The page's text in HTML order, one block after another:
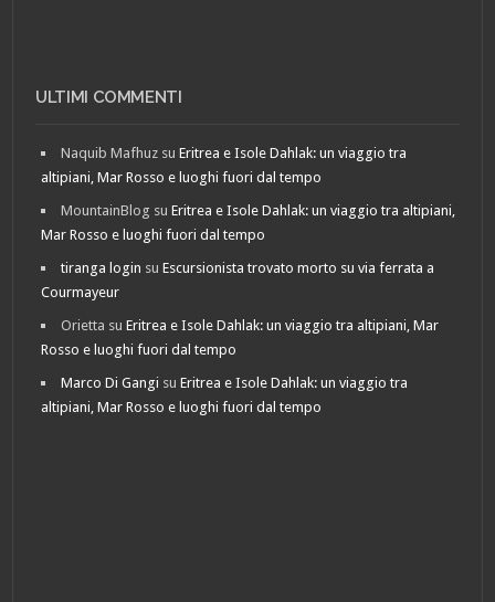
ULTIMI COMMENTI
Naquib Mafhuz suEritrea e Isole Dahlak: un viaggio tra
altipiani, Mar Rosso e luoghi fuori dal tempo
MountainBlog suEritrea e Isole Dahlak: un viaggio tra altipiani,
Mar Rosso e luoghi fuori dal tempo
tiranga login suEscursionista trovato morto su via ferrata a
Courmayeur
Orietta suEritrea e Isole Dahlak: un viaggio tra altipiani, Mar
Rosso e luoghi fuori dal tempo
Marco Di Gangi suEritrea e Isole Dahlak: un viaggio tra
altipiani, Mar Rosso e luoghi fuori dal tempo